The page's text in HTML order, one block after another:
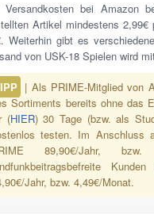
Versandkosten bei Amazon
Artikel mindestens
Weiterhin gibt es
von USK-18 Spielen wird
| Als PRIME-Mitglied von
Sortiments bereits ohne das
(HIER) 30 Tage (bzw. als
testen. Im Anschluss
89,90€/Jahr, bzw.
Jahr, bzw. 4,49€/Monat.